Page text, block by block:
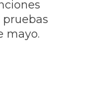
pruebas
mayo.